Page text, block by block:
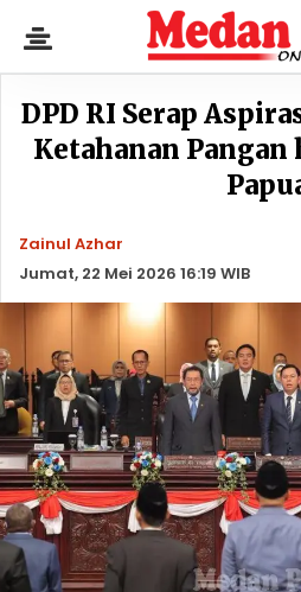
DPD RI Serap
Ketahanan
Zainul Azhar
Jumat, 22 Mei 2026 16:19 WIB